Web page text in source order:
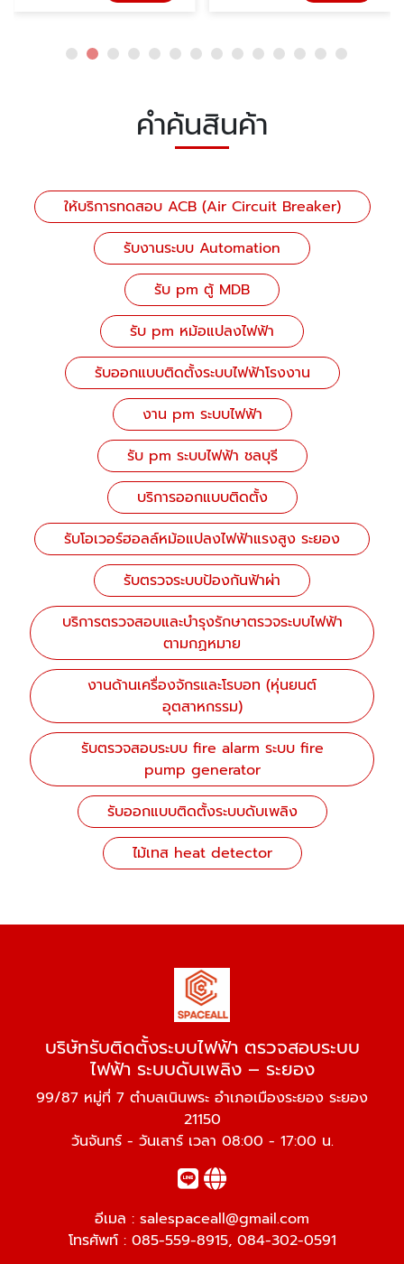
คำค้นสินค้า
ให้บริการทดสอบ ACB (Air Circuit Breaker)
รับงานระบบ Automation
รับ pm ตู้ MDB
รับ pm หม้อแปลงไฟฟ้า
รับออกแบบติดตั้งระบบไฟฟ้าโรงงาน
งาน pm ระบบไฟฟ้า
รับ pm ระบบไฟฟ้า ชลบุรี
บริการออกแบบติดตั้ง
รับโอเวอร์ฮอลล์หม้อแปลงไฟฟ้าแรงสูง ระยอง
รับตรวจระบบป้องกันฟ้าผ่า
บริการตรวจสอบและบำรุงรักษาตรวจระบบไฟฟ้า
ตามกฏหมาย
งานด้านเครื่องจักรและโรบอท (หุ่นยนต์
อุตสาหกรรม)
รับตรวจสอบระบบ fire alarm ระบบ fire
pump generator
รับออกแบบติดตั้งระบบดับเพลิง
ไม้เทส heat detector
บริษัทรับติดตั้งระบบไฟฟ้า ตรวจสอบระบบ
ไฟฟ้า ระบบดับเพลิง – ระยอง
99/87 หมู่ที่ 7 ตำบลเนินพระ อำเภอเมืองระยอง ระยอง
21150
วันจันทร์ - วันเสาร์ เวลา 08:00 - 17:00 น.
อีเมล : salespaceall@gmail.com
โทรศัพท์ : 085-559-8915, 084-302-0591